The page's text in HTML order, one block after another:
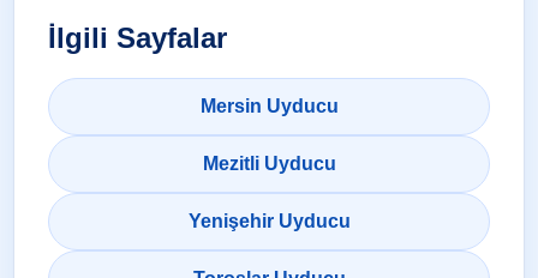
İlgili Sayfalar
Mersin Uyducu
Mezitli Uyducu
Yenişehir Uyducu